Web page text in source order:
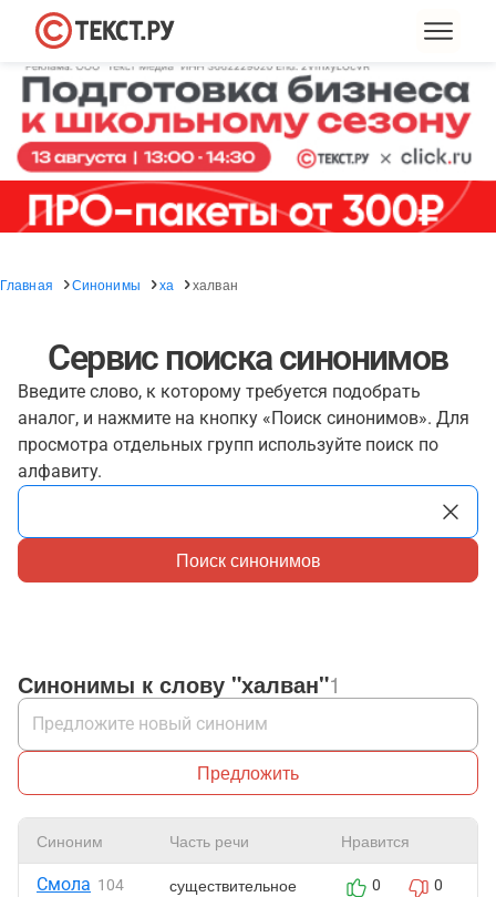
Главная Синонимы ха халван
Сервис поиска синонимов
Введите слово, к которому требуется подобрать
аналог, и нажмите на кнопку «Поиск синонимов». Для
просмотра отдельных групп используйте поиск по
алфавиту.
Поиск синонимов
Синонимы к слову "халван"1
Предложить
Синоним Часть речи Нравится
Смола 104 существительное 0 0